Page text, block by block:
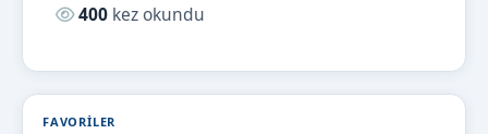
Okunma sayısı:
400 kez okundu
FAVORILER